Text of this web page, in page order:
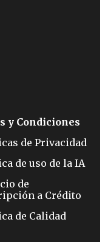
y Condiciones
de Privacidad
de uso de la IA
de
a Crédito
de Calidad